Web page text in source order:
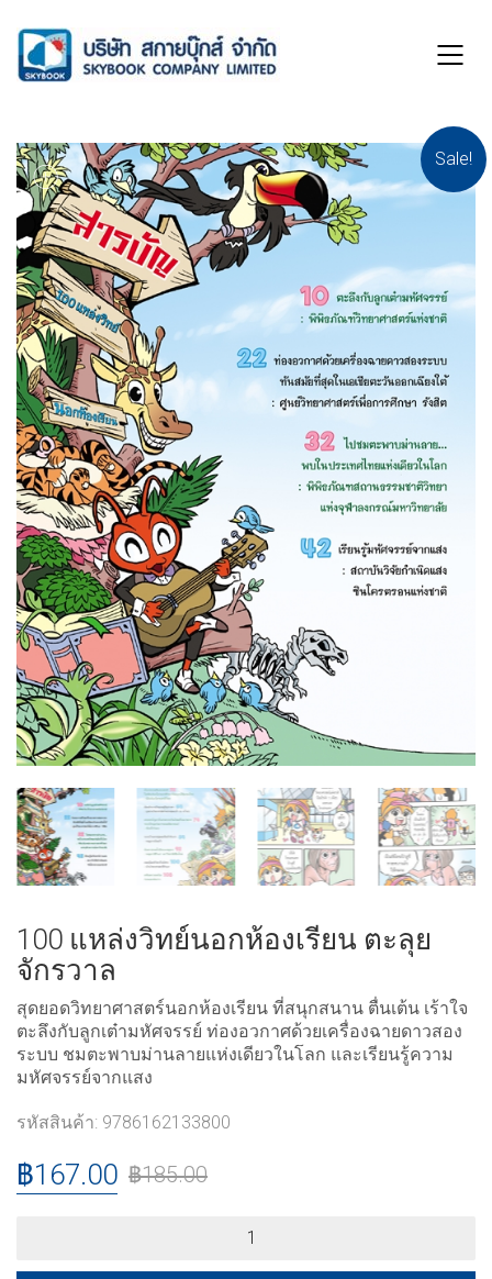
Sale!
100 แหล่งวิทย์นอกห้องเรียน ตะลุย
จักรวาล
สุดยอดวิทยาศาสตร์นอกห้องเรียน ที่สนุกสนาน ตื่นเต้น เร้าใจ
ตะลึงกับลูกเต๋ามหัศจรรย์ ท่องอวกาศด้วยเครื่องฉายดาวสอง
ระบบ ชมตะพาบม่านลายแห่งเดียวในโลก และเรียนรู้ความ
มหัศจรรย์จากแสง
รหัสสินค้า: 9786162133800
฿185.00
฿167.00
วิทย์